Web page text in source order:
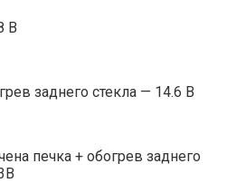
В
заднего стекла — 14.6 В
печка + обогрев заднего